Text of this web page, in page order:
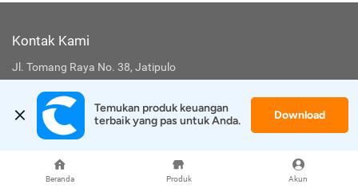
Beranda Produk Akun
Kontak Kami
Jl. Tomang Raya No. 38, Jatipulo
Telepon
(021) 40000 312
Jam Kerja
: (Senin-Jumat 9:00-17:00)
Layanan Pengaduan Konsumen
Temukan produk keuangan
terbaik yang pas untuk Anda.
Download